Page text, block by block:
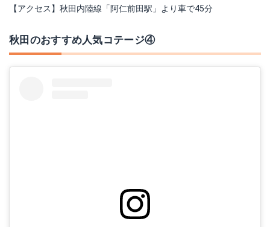
【アクセス】秋田内陸線「阿仁前田駅」より車で45分
秋田のおすすめ人気コテージ④